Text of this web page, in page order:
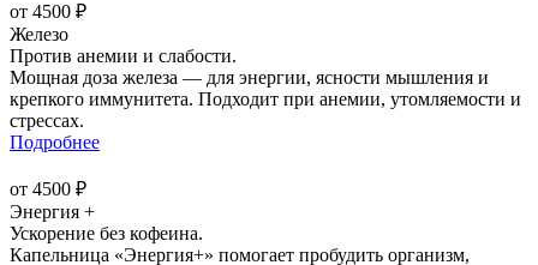
от 4500 ₽
Железо
Против анемии и слабости.
Мощная доза железа — для энергии, ясности мышления и
крепкого иммунитета. Подходит при анемии, утомляемости и
стрессах.
Подробнее
от 4500 ₽
Энергия +
Ускорение без кофеина.
Капельница «Энергия+» помогает пробудить организм,